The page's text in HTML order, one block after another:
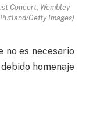
Concert, Wembley
Getty Images)
no es necesario
homenaje